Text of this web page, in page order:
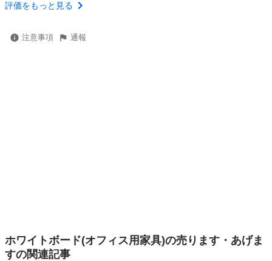
評価をもっと見る
注意事項 通報
ホワイトボード(オフィス用家具)の売ります・あげま
すの関連記事